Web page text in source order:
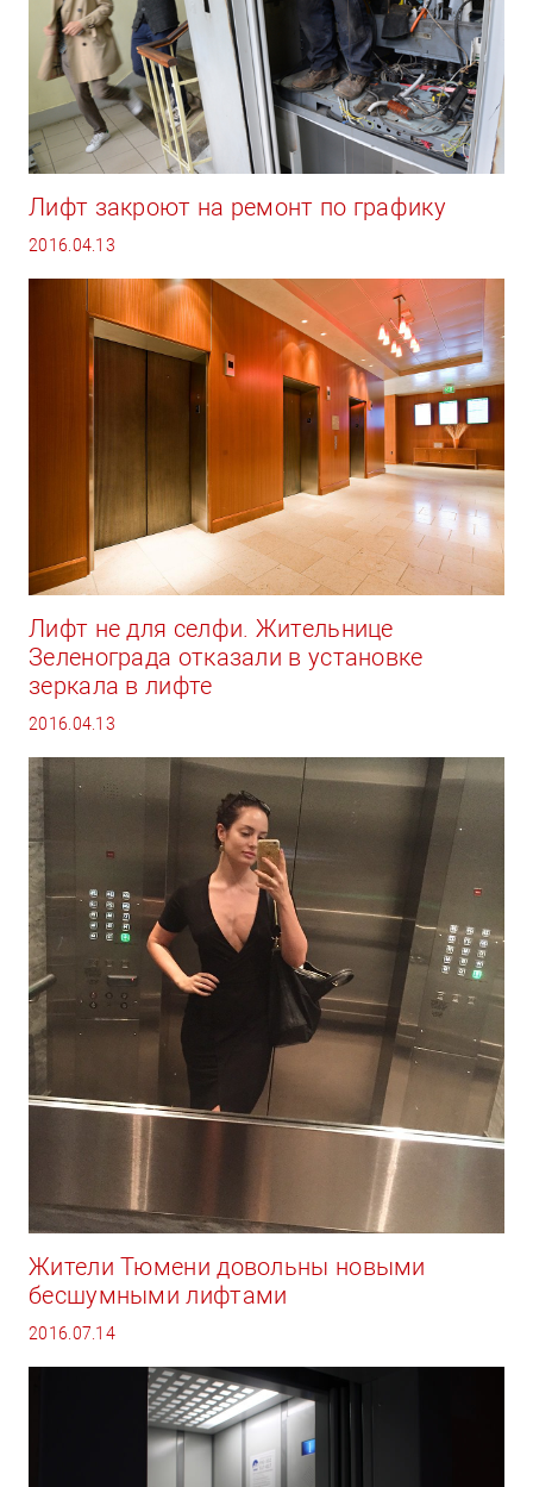
Лифт закроют на ремонт по графику
2016.04.13
Лифт не для селфи. Жительнице
Зеленограда отказали в установке
зеркала в лифте
2016.04.13
Жители Тюмени довольны новыми
бесшумными лифтами
2016.07.14